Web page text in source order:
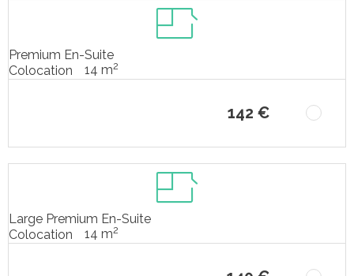
Premium En-Suite
Colocation
14 m2
142 €
Large Premium En-Suite
Colocation
14 m2